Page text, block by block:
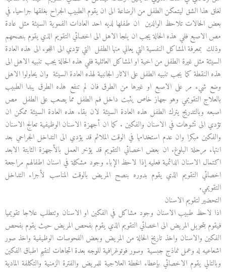
لغلق هذا الشق ليتمكن الطفل من الرضاعة الى ان يقوم الطبيب الجراح بغلقها جراحيا. في
بعض الحالات تلاحظ الوالدين ان طفلها لديه احد العادات الفموية السيئة مثل عادة
مص الاصبع ففي هذه الحالة يجب ان يلجا الاهل الى اخصائي التقويم الذي يقوم بنصحهم
وذلك بمعرفة المشاكل النفسية التي يعاني منها الطفل التي تؤدي الى اللجوء الى هذه العادة
السيئة مثل غيرة الطفل من اخية او المشاكل العائلية ففي هذه الحالة يجب تنبيه الاهل الى
هذه النقطة كما يجب تنبيه الطفل على الاثار الجانبية لهذه العادة السيئة وان يحاولوا الاهل
وضع شيء مر على الاصبع او غيرها من الطرق فان لم تنفع هذه الطرق يبدا الطبيب
بالعلاج التقويمي وهو جهاز خاص يثبت داخل فم الطفل مما يصعب على الطفل مص
اصبعه وبالتدريج يترك الطفل هذه العادة السيئة لان بقاء هذه العادة السيئة ممكن ان
تؤدي الى تشوهات في الاسنان والفكين . كما ان أجهزة الاسنان الوظيفية تعالج الاسنان
والفكين مبكرا وان عدم استخدامها في الوقت الملائم قد يؤدي الى التداخل الجراحي بعد
انتهاء مرحلة البلوغ. ان بعض اخصائي التقويم قد يؤخر العمل بالأجهزة الثابتة الابعد
اكتمال الاسنان الدائمية فعليه إذا لاحظ الإباء وجود مشكلة في اسنان اطفالهم مراجعة
اخصائي التقويم الذي يقوم بدوره بنصح المريض بالوقت المناسب لأجراء التداخل
التقويمي.
التحضير لتقويم الاسنان
اذا لاحظ طبيب الاسنان وجود مشاكل في الفكين او الاسنان وتتطلب علاجا تقويميا
فيقوم بتحويل المريض الى اخصائي التقويم الذي يقوم بفحص المريض حيث يقوم بفحص
الفكين والاسنان واخذ تاريخ الحالة من المريض وبعض الفحوصات الوظيفية واخذ صور
اشعاعيه له وعمل نماذج جبسية وصور فوتوغرافية للوجه بعدة اتجاهات لتقيم اطباق الفكين
وبالتالي يقوم الاخصائي بإعطاء الخطة العلاجية للمريض والفترة الزمنية والتكلفة المادية